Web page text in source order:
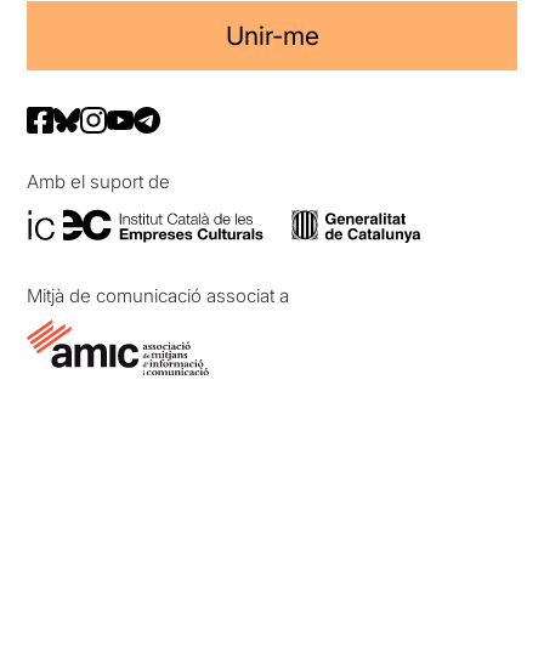
Unir-me
Amb el suport de
Mitjà de comunicació associat a